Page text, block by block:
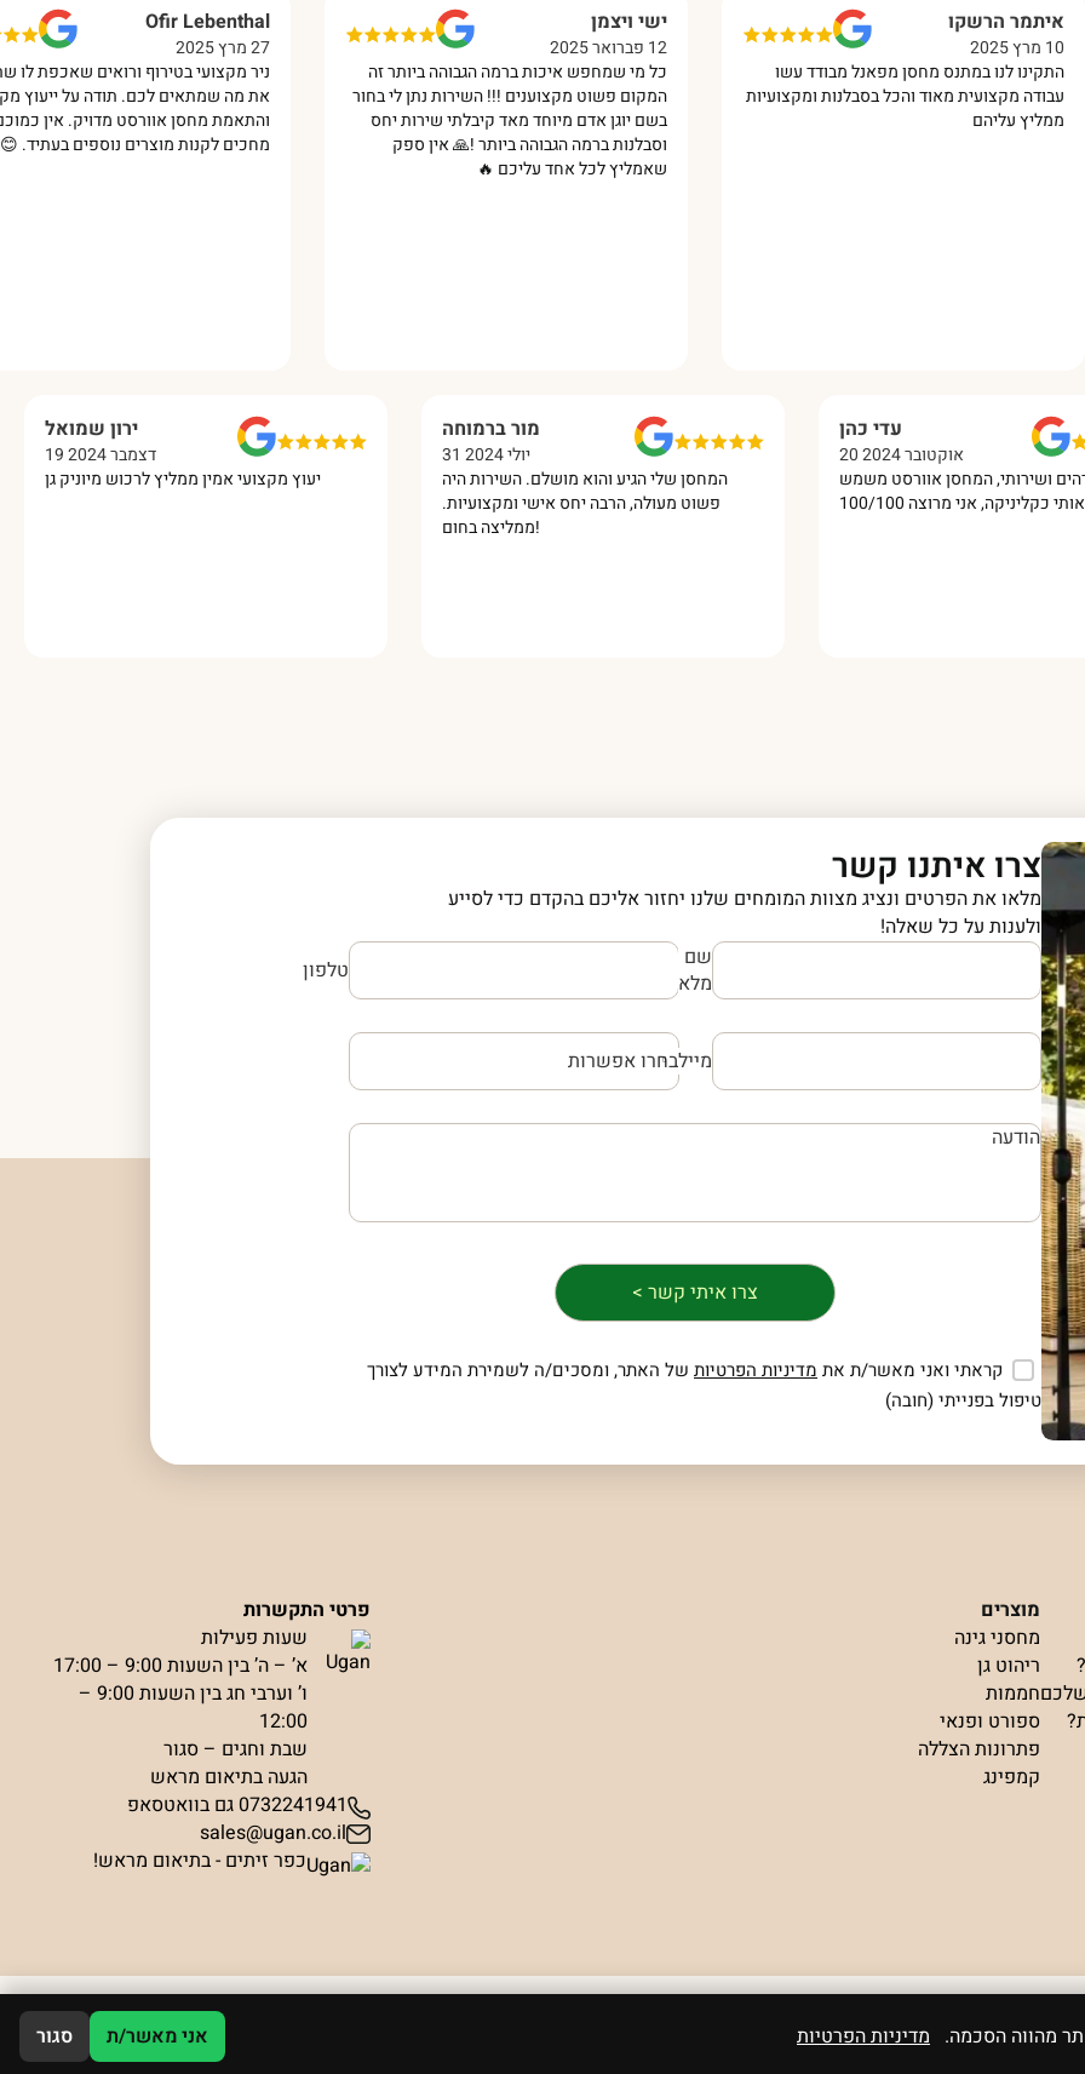
מחסן מפאנל מבודד עשו
והכל בסבלנות ומקצועיות
ישי ויצמן
12 פברואר 2025
כל מי שמחפש איכות ברמה הגבוהה ביותר זה
המקום פשוט מקצוענים !!! השירות נתן לי בחור
בשם יוגן אדם מיוחד מאד קיבלתי שירות יחס
וסבלנות ברמה הגבוהה ביותר !🙏 אין ספק
שאמליץ לכל אחד עליכם 🔥‏
Ofir Lebenthal
27 מרץ 2025
ניר מקצועי בטירוף ורואים שאכפת לו שתקנו
את מה שמתאים לכם. תודה על ייעוץ מקצועי
והתאמת מחסן אוורסט מדויק. אין כמוכם!
מחכים לקנות מוצרים נוספים בעתיד. 😊‏
יעוץ מקצועי אמין ממליץ
מור ברמוחה
המחסן שלי הגיע והוא מושלם. השירות היה
פשוט מעולה, הרבה יחס אישי ומקצועיות.
עדי כהן
ניר היה מדהים ושירותי, המחסן אוורסט משמש
אותי כקליניקה, אני מרוצה 100/100 🙏🩷‏
צרו איתנו קשר
מלאו את הפרטים ונציג מצוות המומחים שלנו יחזור אליכם בהקדם כדי לסייע
ולענות על כל שאלה!
שם
מלא
טלפון
מייל
קראתי ואני מאשר/ת את מדיניות הפרטיות של האתר, ומסכים/ה לשמירת המידע לצורך
טיפול בפנייתי (חובה)
מוצרים
מחסני גינה
ריהוט גן
חממות
ספורט ופנאי
פתרונות הצללה
קמפינג
פרטי התקשרות
שעות פעילות
א’ – ה’ בין השעות 9:00 – 17:00
ו’ וערבי חג בין השעות 9:00 –
12:00
שבת וחגים – סגור
הגעה בתיאום מראש
0732241941 גם בוואטסאפ
sales@ugan.co.il
כפר זיתים - בתיאום מראש!
מהווה הסכמה. מדיניות הפרטיות אני מאשר/ת סגור